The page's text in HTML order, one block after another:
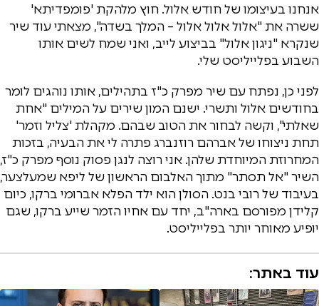
אנחנו בעיצומו של חודש אלול. חוץ מלהקת 'פומפדיתא'
ששרה את "אלול אלול אלול – המלך בשדה", מצאתי עוד שיר
שנקרא "ניגון אלול" בביצוע לייב, ואני שמח לשים אותו
השבוע בפלייליסט שלי.
לפני כן, נפתח עם שיר מפרק כ"ז בתהילים, אותו נוהגים לומר
בחודשים אלול ותשרי. ישנם המון שירים על המילים "אחת
שאלתי", וקשה לבחור את הטוב שבהם. מקהלת 'צליל וזמר'
תחת ניצוחו של אברהם רוזנברג פתרה לי את הבעיה, בזכות
המחרוזת המיוחדת שלהן. אני רוצה לנגן פסוק נוסף מפרק כ"ז,
השיר "אל תסתר" מתוך האלבום הראשון של ליפא שמעלצער,
בעיבוד של רובי בנט. הסולן הוא ילד הפלא אברומי ברקו, כיום
קלידן מפורסם בארה"ב, יחד עם אחיו הזמר שייע ברקו, שגם
יופיע מאוחר יותר בפלייליסט.
עוד באתר: